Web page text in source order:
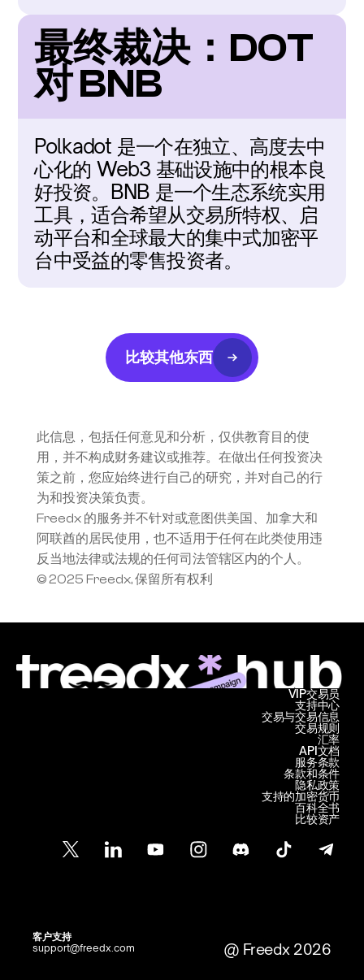
最终裁决：DOT
对 BNB
Polkadot 是一个在独立、高度去中
心化的 Web3 基础设施中的根本良
好投资。BNB 是一个生态系统实用
工具，适合希望从交易所特权、启
动平台和全球最大的集中式加密平
台中受益的零售投资者。
比较其他东西
此信息，包括任何意见和分析，仅供教育目的使
用，并不构成财务建议或推荐。在做出任何投资决
策之前，您应始终进行自己的研究，并对自己的行
为和投资决策负责。
Freedx 的服务并不针对或意图供美国、加拿大和
阿联酋的居民使用，也不适用于任何在此类使用违
反当地法律或法规的任何司法管辖区内的个人。
© 2025 Freedx, 保留所有权利
支持中心
交易与交易信息
VIP交易员
交易规则
汇率
API文档
服务条款
条款和条件
隐私政策
支持的加密货币
百科全书
比较资产
客户支持
support@freedx.com @ Freedx 2026